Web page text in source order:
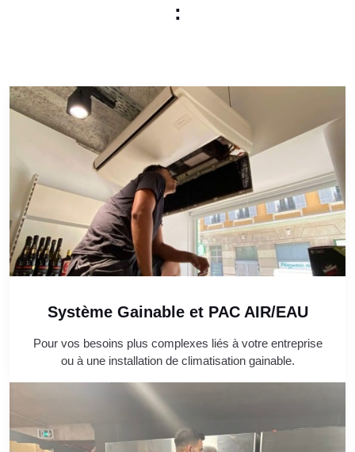
:
Système Gainable et PAC AIR/EAU
Pour vos besoins plus complexes liés à votre entreprise
ou à une installation de climatisation gainable.